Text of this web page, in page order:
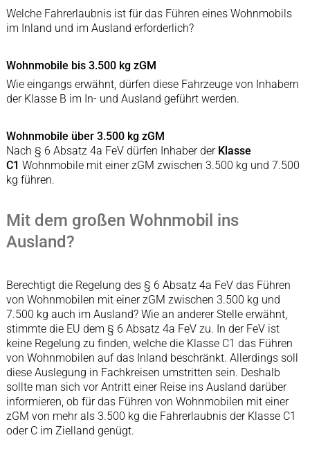
Welche Fahrerlaubnis ist für das Führen eines Wohnmobils
im Inland und im Ausland erforderlich?
Wohnmobile bis 3.500 kg zGM
Wie eingangs erwähnt, dürfen diese Fahrzeuge von Inhabern
der Klasse B im In- und Ausland geführt werden.
Wohnmobile über 3.500 kg zGM
Nach § 6 Absatz 4a FeV dürfen Inhaber der Klasse
C1 Wohnmobile mit einer zGM zwischen 3.500 kg und 7.500
kg führen.
Mit dem großen Wohnmobil ins
Ausland?
Berechtigt die Regelung des § 6 Absatz 4a FeV das Führen
von Wohnmobilen mit einer zGM zwischen 3.500 kg und
7.500 kg auch im Ausland? Wie an anderer Stelle erwähnt,
stimmte die EU dem § 6 Absatz 4a FeV zu. In der FeV ist
keine Regelung zu finden, welche die Klasse C1 das Führen
von Wohnmobilen auf das Inland beschränkt. Allerdings soll
diese Auslegung in Fachkreisen umstritten sein. Deshalb
sollte man sich vor Antritt einer Reise ins Ausland darüber
informieren, ob für das Führen von Wohnmobilen mit einer
zGM von mehr als 3.500 kg die Fahrerlaubnis der Klasse C1
oder C im Zielland genügt.